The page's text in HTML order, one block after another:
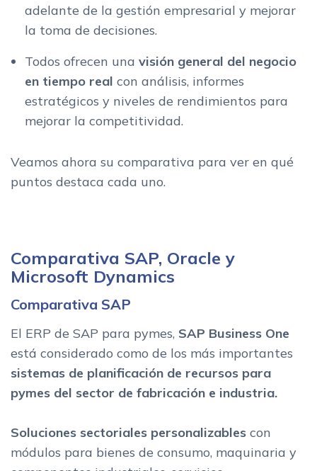
adelante de la gestión empresarial y mejorar
la toma de decisiones.
Todos ofrecen una visión general del negocio
en tiempo real con análisis, informes
estratégicos y niveles de rendimientos para
mejorar la competitividad.
Veamos ahora su comparativa para ver en qué
puntos destaca cada uno.
Comparativa SAP, Oracle y
Microsoft Dynamics
Comparativa SAP
El ERP de SAP para pymes, SAP Business One
está considerado como de los más importantes
sistemas de planificación de recursos para
pymes del sector de fabricación e industria.
Soluciones sectoriales personalizables con
módulos para bienes de consumo, maquinaria y